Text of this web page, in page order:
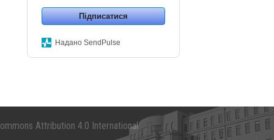
Підписатися
Надано SendPulse
Attribution 4.0 International